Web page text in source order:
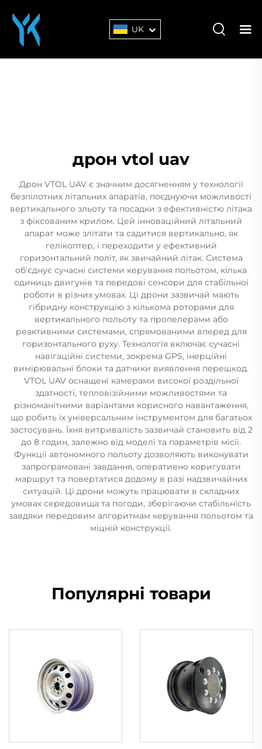
UK
дрон vtol uav
Дрон VTOL UAV є значним досягненням у технології
безпілотних літальних апаратів, поєднуючи можливості
вертикального зльоту та посадки з ефективністю літака
з фіксованим крилом. Цей інноваційний літальний
апарат може злітати та садитися вертикально, як
гелікоптер, і переходити у ефективний
горизонтальний політ, як звичайний літак. Система
об'єднує сучасні системи керування польотом, кілька
одиниць двигунів та передові сенсори для стабільної
роботи в різних умовах. Ці дрони зазвичай мають
гібридну конструкцію з кількома роторами для
вертикального польоту та пропелерами або
реактивними системами, спрямованими вперед для
горизонтального руху. Технологія включає сучасні
навігаційні системи, зокрема GPS, інерційні
вимірювальні блоки та датчики виявлення перешкод.
VTOL UAV оснащені камерами високої роздільної
здатності, тепловізійними можливостями та
різноманітними варіантами корисного навантаження,
що робить їх універсальним інструментом для багатьох
застосувань. Їхня витривалість зазвичай становить від 2
до 8 годин, залежно від моделі та параметрів місії.
Функції автономного польоту дозволяють виконувати
запрограмовані завдання, оперативно коригувати
маршрут та повертатися додому в разі надзвичайних
ситуацій. Ці дрони можуть працювати в складних
умовах середовища та погоди, зберігаючи стабільність
завдяки передовим алгоритмам керування польотом та
міцній конструкції.
Популярні товари